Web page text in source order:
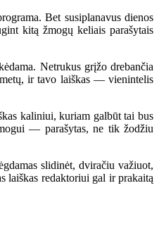
Bet susiplanavus dienos
kitą žmogų keliais parašytais
Netrukus grįžo drebančia
ir tavo laiškas — vienintelis
kaliniui, kuriam galbūt tai bus
— parašytas, ne tik žodžiu
slidinėt, dviračiu važiuot,
laiškas redaktoriui gal ir prakaitą